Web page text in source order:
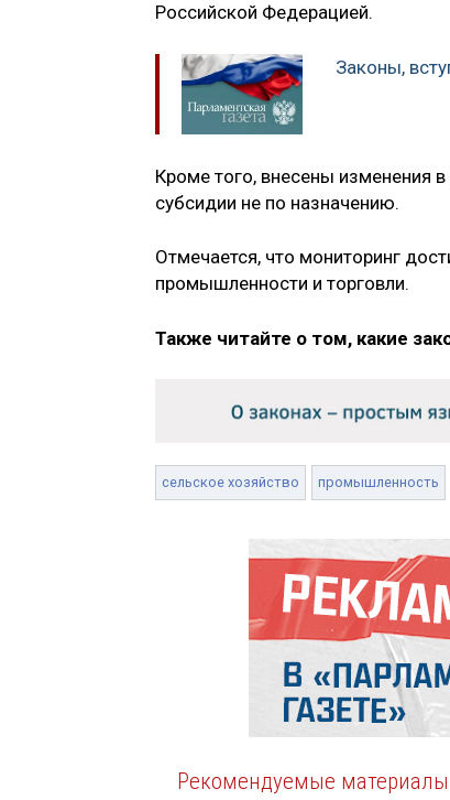
Российской Федерацией.
Законы,
Кроме того, внесены изменения
субсидии не по назначению.
Отмечается, что мониторинг
промышленности и торговли.
Также читайте о том, какие
сельское хозяйство промышленность
Рекомендуемые материалы